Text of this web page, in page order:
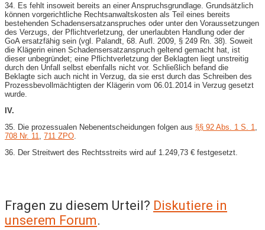
34. Es fehlt insoweit bereits an einer Anspruchsgrundlage. Grundsätzlich
können vorgerichtliche Rechtsanwaltskosten als Teil eines bereits
bestehenden Schadensersatzanspruches oder unter den Voraussetzungen
des Verzugs, der Pflichtverletzung, der unerlaubten Handlung oder der
GoA ersatzfähig sein (vgl. Palandt, 68. Aufl. 2009, § 249 Rn. 38). Soweit
die Klägerin einen Schadensersatzanspruch geltend gemacht hat, ist
dieser unbegründet; eine Pflichtverletzung der Beklagten liegt unstreitig
durch den Unfall selbst ebenfalls nicht vor. Schließlich befand die
Beklagte sich auch nicht in Verzug, da sie erst durch das Schreiben des
Prozessbevollmächtigten der Klägerin vom 06.01.2014 in Verzug gesetzt
wurde.
IV.
35. Die prozessualen Nebenentscheidungen folgen aus §§ 92 Abs. 1 S. 1
708 Nr. 11
711 ZPO
36. Der Streitwert des Rechtsstreits wird auf 1.249,73 € festgesetzt.
Fragen zu diesem Urteil? Diskutiere in
unserem Forum.